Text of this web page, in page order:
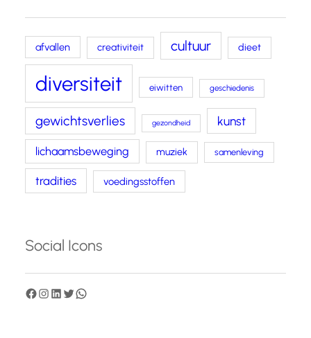
afvallen creativiteit cultuur dieet
diversiteit eiwitten geschiedenis
gewichtsverlies gezondheid kunst
lichaamsbeweging muziek samenleving
tradities voedingsstoffen
Social Icons
F I
L T W